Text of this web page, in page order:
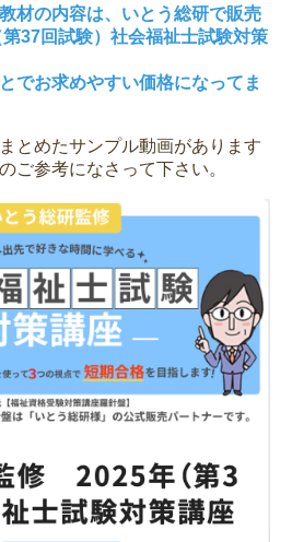
材の内容は、いとう総研で販売
37回試験）社会福祉士試験対策
でお求めやすい価格になってま
とめたサンプル動画があります
ご参考になさって下さい。